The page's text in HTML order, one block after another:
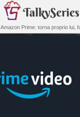
Amazon Prime: torna proprio lui,